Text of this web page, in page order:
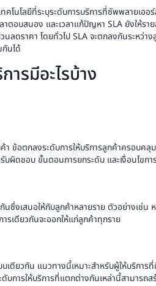
โนโลยีที่ระบุระดับการบริการที่ซัพพลายเอ
ตอบสนอง และเวลาแก้ปัญหา SLA ยังให้ราย
ลดราคา โดยทั่วไป SLA จะตกลงกันระหว่าง
กันได้
ารมีอะไรบ้าง
ข้อตกลงระดับการให้บริการลูกค้าครอบคลุม
ผิดชอบ ขั้นตอนการยกระดับ และเงื่อนไขกา
ซึ่งเสนอให้กับลูกค้าหลายราย ตัวอย่างเช่น
รเดียวกันจะออกให้แก่ลูกค้าทุกราย
เดียวกัน แนวทางนี้เหมาะสำหรับผู้ให้บริการ
ารให้บริการที่แตกต่างกันเหล่านี้สามารถส